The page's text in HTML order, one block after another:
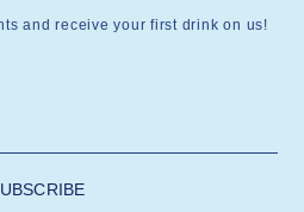
and receive your first drink on us!